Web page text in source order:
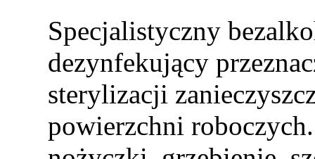
Specjalistyczny
dezynfekujący
sterylizacji
powierzchni